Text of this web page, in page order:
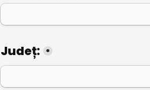
Județ: *